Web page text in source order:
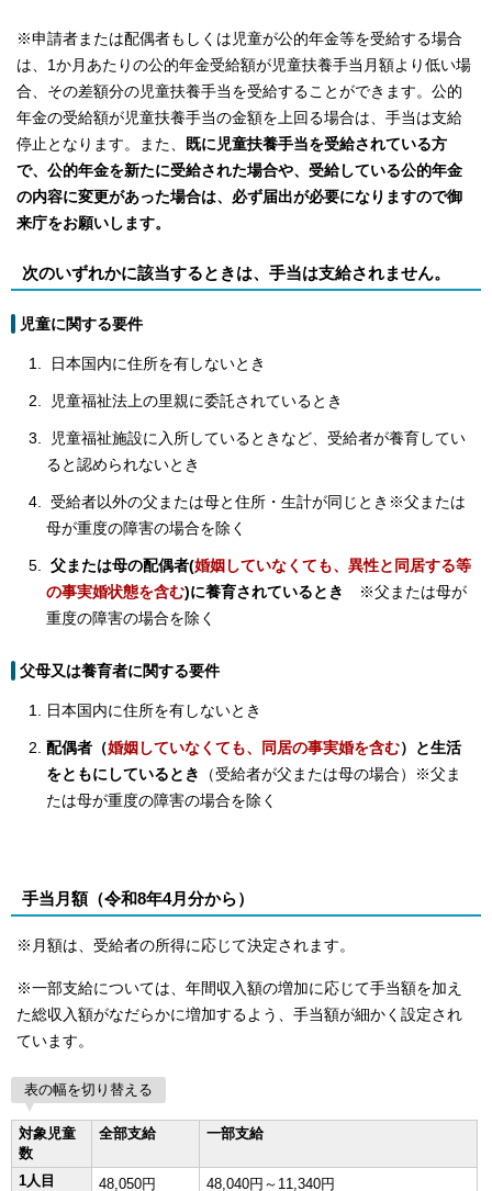
※申請者または配偶者もしくは児童が公的年金等を受給する場合
は、1か月あたりの公的年金受給額が児童扶養手当月額より低い場
合、その差額分の児童扶養手当を受給することができます。公的
年金の受給額が児童扶養手当の金額を上回る場合は、手当は支給
停止となります。また、
既に児童扶養手当を受給されている方
で、公的年金を新たに受給された場合や、受給している公的年金
の内容に変更があった場合は、必ず届出が必要になりますので御
来庁をお願いします。
次のいずれかに該当するときは、手当は支給されません。
児童に関する要件
日本国内に住所を有しないとき
児童福祉法上の里親に委託されているとき
児童福祉施設に入所しているときなど、受給者が養育してい
ると認められないとき
受給者以外の父または母と住所・生計が同じとき※父または
母が重度の障害の場合を除く
父または母の配偶者(婚姻していなくても、異性と同居する等
の事実婚状態を含む)に養育されているとき
※父または母が
重度の障害の場合を除く
父母又は養育者に関する要件
日本国内に住所を有しないとき
配偶者（婚姻していなくても、同居の事実婚を含む）と生活
をともにしているとき
（受給者が父または母の場合）※父ま
たは母が重度の障害の場合を除く
手当月額（令和8年4月分から）
※月額は、受給者の所得に応じて決定されます。
※一部支給については、年間収入額の増加に応じて手当額を加え
た総収入額がなだらかに増加するよう、手当額が細かく設定され
ています。
表の幅を切り替える
対象児童
数
全部支給 一部支給
1人目 48,050円
48,040円～11,340円